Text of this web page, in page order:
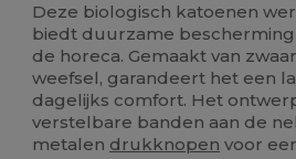
Deze biologisch katoenen
biedt duurzame
de horeca. Gemaakt van
weefsel, garandeert het een
dagelijks comfort. Het
verstelbare banden aan de
metalen drukknopen voor